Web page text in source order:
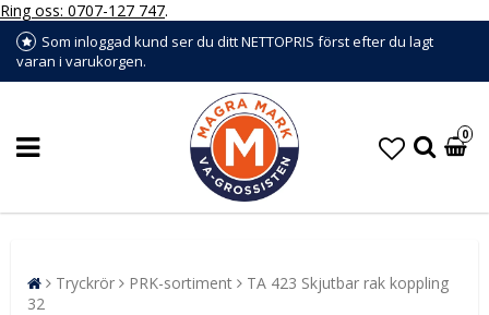
Ring oss: 0707-127 747.
Som inloggad kund ser du ditt NETTOPRIS först efter du lagt
varan i varukorgen.
0
Tryckrör PRK-sortiment
TA 423 Skjutbar rak koppling
32